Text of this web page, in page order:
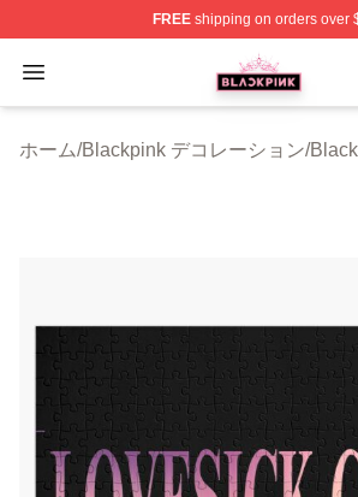
FREEshipping on orders over
Open menu
BLACKPINK Shop - Official
ホーム/Blackpink デコレーション/